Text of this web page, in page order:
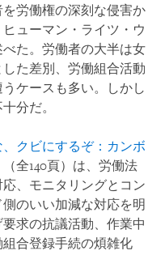
労働権の深刻な侵害か
ューマン・ライツ・ウ
た。労働者の大半は女
た差別、労働組合活動
ケースも多い。しかし
分だ。
クビにするぞ：カンボ
（全140頁）は、労働法
、モニタリングとコン
のいい加減な対応を明
求の抗議活動、作業中
合登録手続の煩雑化